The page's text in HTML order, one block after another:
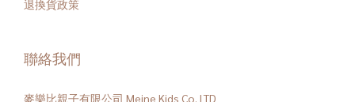
退換貨政策
聯絡我們
麥樂比親子有限公司 Meine Kids Co. LTD